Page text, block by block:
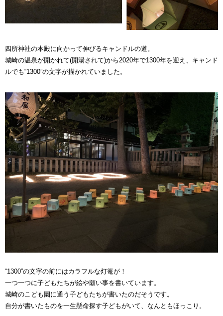
四所神社の本殿に向かって伸びるキャンドルの道。
城崎の温泉が開かれて(開湯されて)から2020年で1300年を迎え、キャンド
ルでも“1300”の文字が描かれていました。
“1300”の文字の前にはカラフルな灯篭が！
一つ一つに子どもたちが絵や願い事を書いています。
城崎のこども園に通う子どもたちが書いたのだそうです。
自分が書いたものを一生懸命探す子どもがいて、なんともほっこり。